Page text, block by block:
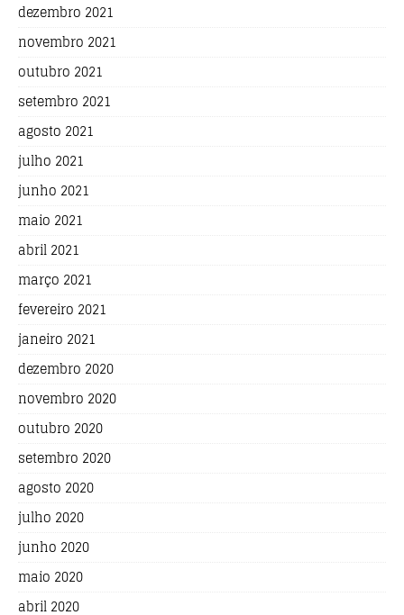
dezembro 2021
novembro 2021
outubro 2021
setembro 2021
agosto 2021
julho 2021
junho 2021
maio 2021
abril 2021
março 2021
fevereiro 2021
janeiro 2021
dezembro 2020
novembro 2020
outubro 2020
setembro 2020
agosto 2020
julho 2020
junho 2020
maio 2020
abril 2020